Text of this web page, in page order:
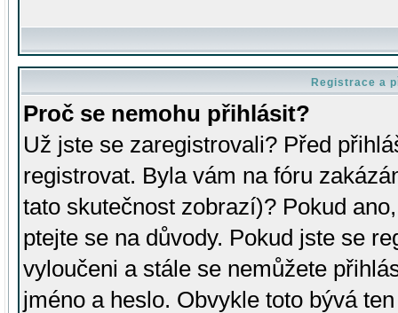
Registrace a
Proč se nemohu přihlásit?
Už jste se zaregistrovali? Před
registrovat. Byla vám na fóru
tato skutečnost zobrazí)? Pokud
ptejte se na důvody. Pokud jste se
vyloučeni a stále se nemůžete
jméno a heslo. Obvykle toto bývá